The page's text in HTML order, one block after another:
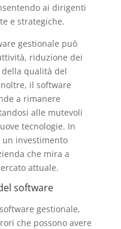
ai dirigenti
e strategiche.
gestionale può
riduzione dei
qualità del
il software
a rimanere
alle mutevoli
tecnologie. In
un investimento
che mira a
attuale.
software
gestionale,
che possono avere